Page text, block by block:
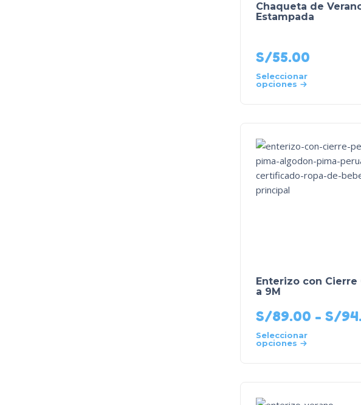
Chaqueta de
Estampada
S/55.00
Seleccionar
opciones
Enterizo con Cierre
a 9M
S/89.00 - S/
Seleccionar
opciones